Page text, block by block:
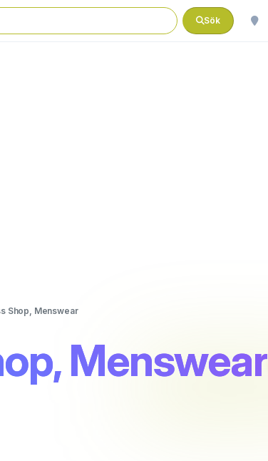
Sök
Shop, Menswear
Menswear